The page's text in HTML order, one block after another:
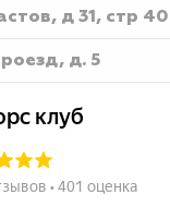
д 31, стр 40
д. 5